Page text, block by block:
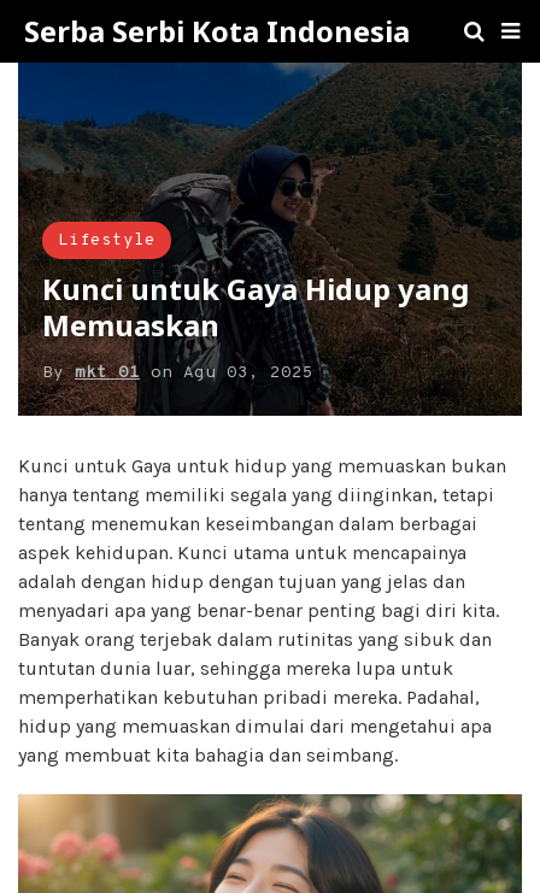
Serba Serbi Kota Indonesia
Lifestyle
Kunci untuk Gaya Hidup yang
Memuaskan
Bymkt 01 on Agu 03, 2025
Kunci untuk Gaya untuk hidup yang memuaskan bukan
hanya tentang memiliki segala yang diinginkan, tetapi
tentang menemukan keseimbangan dalam berbagai
aspek kehidupan. Kunci utama untuk mencapainya
adalah dengan hidup dengan tujuan yang jelas dan
menyadari apa yang benar-benar penting bagi diri kita.
Banyak orang terjebak dalam rutinitas yang sibuk dan
tuntutan dunia luar, sehingga mereka lupa untuk
memperhatikan kebutuhan pribadi mereka. Padahal,
hidup yang memuaskan dimulai dari mengetahui apa
yang membuat kita bahagia dan seimbang.